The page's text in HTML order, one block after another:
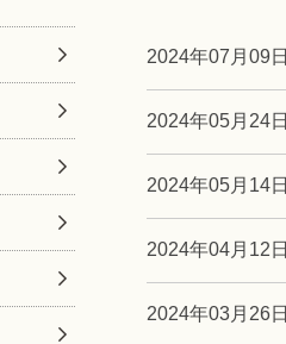
2024年07月09日
2024年05月24日
2024年05月14日
2024年04月12日
2024年03月26日